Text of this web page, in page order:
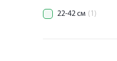
22-42 см (1)